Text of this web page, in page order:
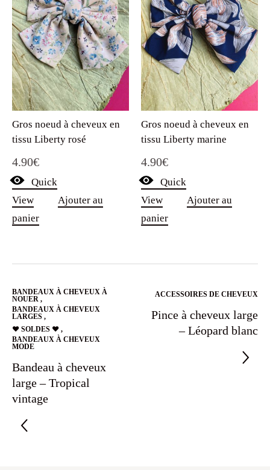
Gros noeud à cheveux en
tissu Liberty rosé
4.90€
Quick
View
Ajouter au
panier
Gros noeud à cheveux en
tissu Liberty marine
4.90€
Quick
View
Ajouter au
panier
BANDEAUX À CHEVEUX À
NOUER ,
BANDEAUX À CHEVEUX
LARGES ,
❤️ SOLDES ❤️ ,
BANDEAUX À CHEVEUX
MODE
Bandeau à cheveux
large – Tropical
vintage
ACCESSOIRES DE CHEVEUX
Pince à cheveux large
– Léopard blanc